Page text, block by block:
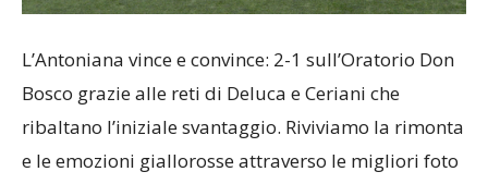
L’Antoniana vince e convince: 2-1 sull’Oratorio Don
Bosco grazie alle reti di Deluca e Ceriani che
ribaltano l’iniziale svantaggio. Riviviamo la rimonta
e le emozioni giallorosse attraverso le migliori foto